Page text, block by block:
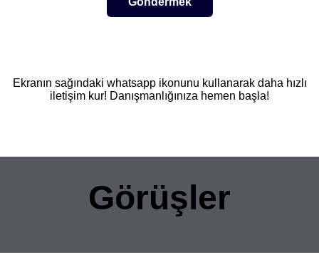
Ekranın sağındaki whatsapp ikonunu kullanarak daha hızlı
iletişim kur! Danışmanlığınıza hemen başla!
Görüşler